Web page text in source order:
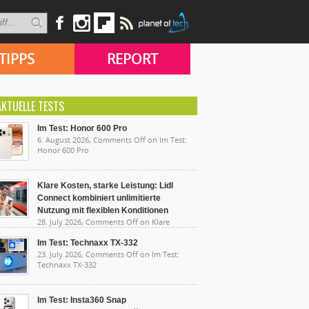
REPORT
TESTS
Im Test: Honor 600 Pro
6. August 2026, Comments Off on Im Test:
Honor 600 Pro
Klare Kosten, starke Leistung: Lidl
Connect kombiniert unlimitierte
Nutzung mit flexiblen Konditionen
28. July 2026, Comments Off on Klare
Nutzung mit flexiblen Konditionen
Im Test: Technaxx TX-332
23. July 2026, Comments Off on Im Test:
Technaxx TX-332
Im Test: Insta360 Snap